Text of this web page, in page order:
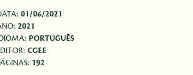
01/06/2021
2021
PORTUGUÊS
CGEE
192